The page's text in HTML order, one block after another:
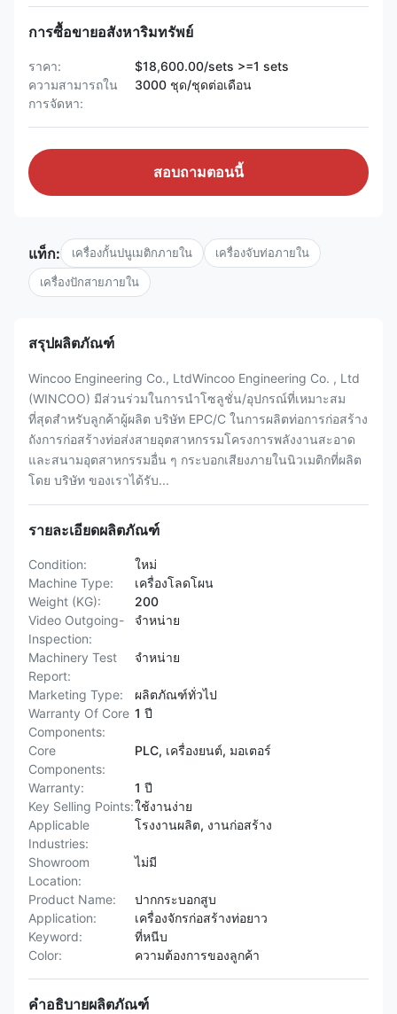
การซื้อขายอสังหาริมทรัพย์
ราคา:
$18,600.00/sets >=1 sets
ความสามารถใน
การจัดหา:
3000 ชุด/ชุดต่อเดือน
สอบถามตอนนี้
แท็ก: เครื่องกั้นปนูเมติกภายใน เครื่องจับท่อภายใน
เครื่องปักสายภายใน
สรุปผลิตภัณฑ์
Wincoo Engineering Co., LtdWincoo Engineering Co. , Ltd
(WINCOO) มีส่วนร่วมในการนำโซลูชั่น/อุปกรณ์ที่เหมาะสม
ที่สุดสำหรับลูกค้าผู้ผลิต บริษัท EPC/C ในการผลิตท่อการก่อสร้าง
ถังการก่อสร้างท่อส่งสายอุตสาหกรรมโครงการพลังงานสะอาด
และสนามอุตสาหกรรมอื่น ๆ กระบอกเสียงภายในนิวเมติกที่ผลิต
โดย บริษัท ของเราได้รับ...
รายละเอียดผลิตภัณฑ์
Condition:
ใหม่
Machine Type:
เครื่องโลดโผน
Weight (KG):
200
Video Outgoing-
Inspection:
จําหน่าย
Machinery Test
Report:
จําหน่าย
Marketing Type:
ผลิตภัณฑ์ทั่วไป
Warranty Of Core
Components:
1 ปี
Core
Components:
PLC, เครื่องยนต์, มอเตอร์
Warranty:
1 ปี
Key Selling Points:ใช้งานง่าย
Applicable
Industries:
โรงงานผลิต, งานก่อสร้าง
Showroom
Location:
ไม่มี
Product Name:
ปากกระบอกสูบ
Application:
เครื่องจักรก่อสร้างท่อยาว
Keyword:
ที่หนีบ
Color:
ความต้องการของลูกค้า
คำอธิบายผลิตภัณฑ์